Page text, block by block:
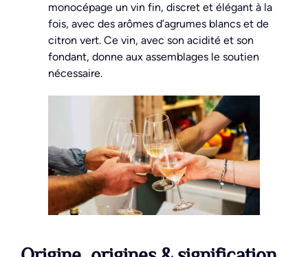
monocépage un vin fin, discret et élégant à la
fois, avec des arômes d’agrumes blancs et de
citron vert. Ce vin, avec son acidité et son
fondant, donne aux assemblages le soutien
nécessaire.